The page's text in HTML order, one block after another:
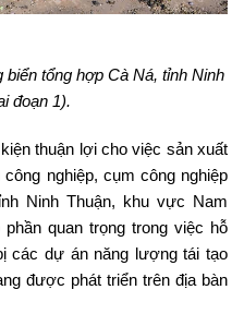
tổng hợp Cà Ná, tỉnh Ninh
đoạn 1).
thuận lợi cho việc sản xuất
nghiệp, cụm công nghiệp
Ninh Thuận, khu vực Nam
quan trọng trong việc hỗ
các dự án năng lượng tái tạo
được phát triển trên địa bàn